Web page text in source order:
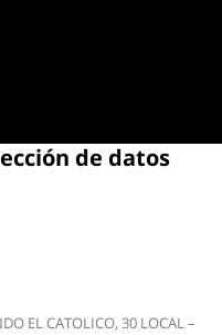
de datos
EL CATOLICO, 30 LOCAL –